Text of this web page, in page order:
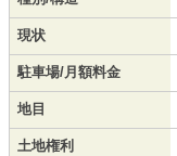
現状
駐車場/月額料金
地目
土地権利